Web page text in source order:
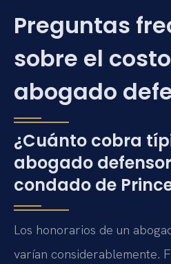
Preguntas
sobre el
abogado
¿Cuánto cobra
abogado
condado de
Los honorarios de un
varían considerablemente.